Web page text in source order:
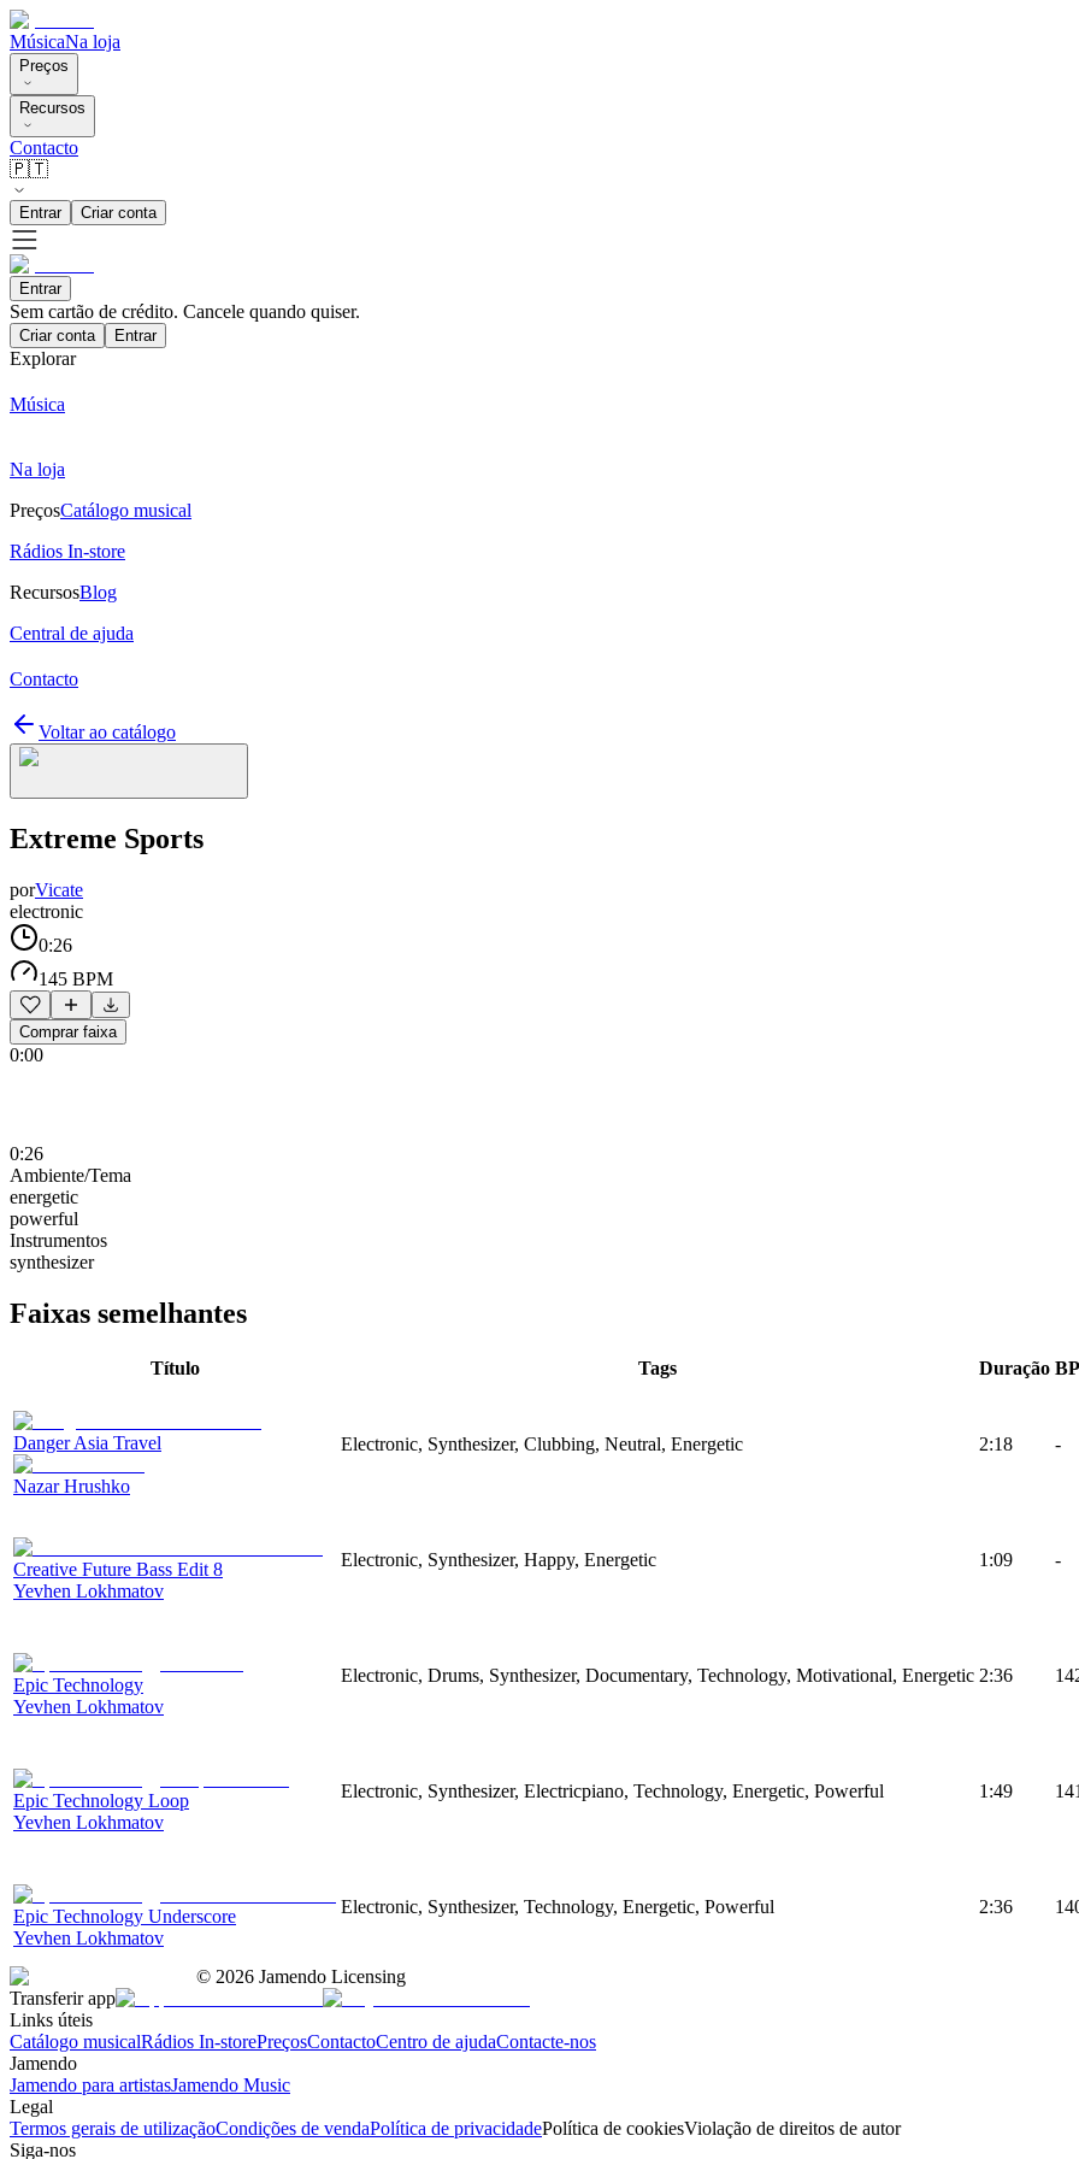
MúsicaNa loja
Preços
Recursos
Contacto
🇵🇹
Entrar Criar conta
Entrar
Sem cartão de crédito. Cancele quando quiser.
Criar conta Entrar
Explorar
Música
Na loja
PreçosCatálogo musical
Rádios In-store
RecursosBlog
Central de ajuda
Contacto
Voltar ao catálogo
Extreme Sports
porVicate
electronic
0:26
145 BPM
Comprar faixa
0:00
0:26
Ambiente/Tema
energetic
powerful
Instrumentos
synthesizer
Faixas semelhantes
Título Tags Duração
Danger Asia Travel
Nazar Hrushko
Electronic, Synthesizer, Clubbing, Neutral, Energetic 2:18 -
Creative Future Bass Edit 8
Yevhen Lokhmatov
Electronic, Synthesizer, Happy, Energetic 1:09 -
Epic Technology
Yevhen Lokhmatov
Electronic, Drums, Synthesizer, Documentary, Technology, Motivational, Energetic 2:36
Epic Technology Loop
Yevhen Lokhmatov
Electronic, Synthesizer, Electricpiano, Technology, Energetic, Powerful 1:49
Epic Technology Underscore
Yevhen Lokhmatov
Electronic, Synthesizer, Technology, Energetic, Powerful 2:36
© 2026 Jamendo Licensing
Transferir app
Links úteis
Catálogo musicalRádios In-storePreçosContactoCentro de ajudaContacte-nos
Jamendo
Jamendo para artistasJamendo Music
Legal
Termos gerais de utilizaçãoCondições de vendaPolítica de privacidadePolítica de cookiesViolação de direitos de autor
Siga-nos